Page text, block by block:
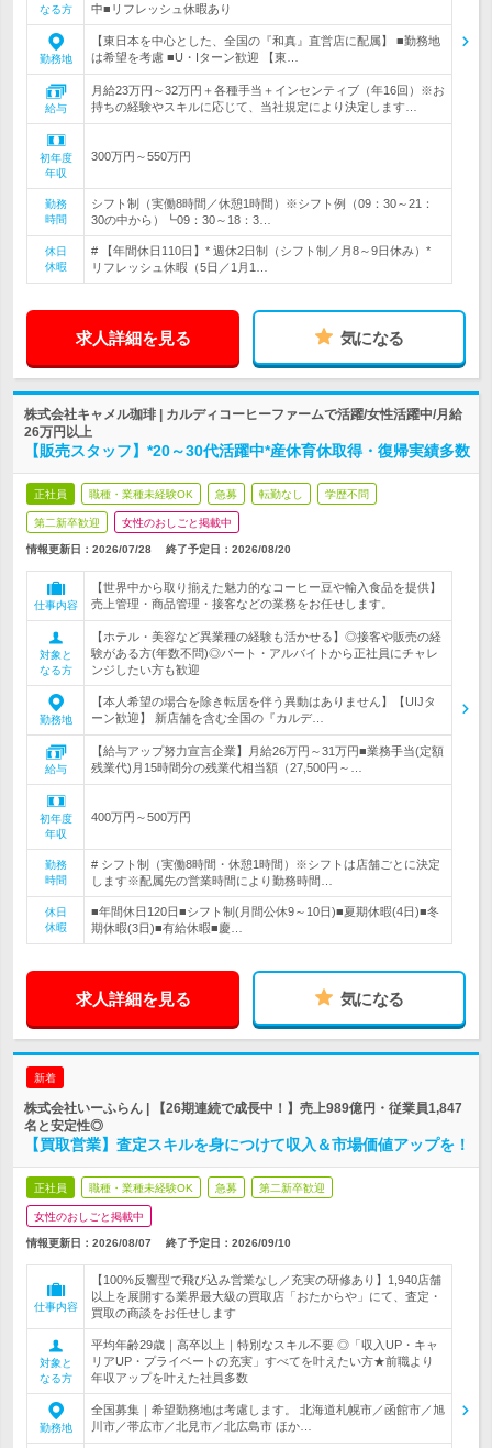
なる方
中■リフレッシュ休暇あり
勤務地
【東日本を中心とした、全国の『和真』直営店に配属】 ■勤務地
は希望を考慮 ■U・Iターン歓迎 【東…
給与
月給23万円～32万円＋各種手当＋インセンティブ（年16回）※お
持ちの経験やスキルに応じて、当社規定により決定します…
初年度
年収
300万円～550万円
勤務
時間
シフト制（実働8時間／休憩1時間）※シフト例（09：30～21：
30の中から）┗09：30～18：3…
休日
休暇
# 【年間休日110日】* 週休2日制（シフト制／月8～9日休み）*
リフレッシュ休暇（5日／1月1…
求人詳細を見る 気になる
株式会社キャメル珈琲 | カルディコーヒーファームで活躍/女性活躍中/月給
26万円以上
【販売スタッフ】*20～30代活躍中*産休育休取得・復帰実績多数
正社員 職種・業種未経験OK 急募 転勤なし 学歴不問
第二新卒歓迎 女性のおしごと掲載中
情報更新日：2026/07/28 終了予定日： 2026/08/20
仕事内容
【世界中から取り揃えた魅力的なコーヒー豆や輸入食品を提供】
売上管理・商品管理・接客などの業務をお任せします。
対象と
なる方
【ホテル・美容など異業種の経験も活かせる】◎接客や販売の経
験がある方(年数不問)◎パート・アルバイトから正社員にチャレ
ンジしたい方も歓迎
勤務地
【本人希望の場合を除き転居を伴う異動はありません】【UIJタ
ーン歓迎】 新店舗を含む全国の『カルデ…
給与
【給与アップ努力宣言企業】月給26万円～31万円■業務手当(定額
残業代)月15時間分の残業代相当額（27,500円～…
初年度
年収
400万円～500万円
勤務
時間
# シフト制（実働8時間・休憩1時間）※シフトは店舗ごとに決定
します※配属先の営業時間により勤務時間…
休日
休暇
■年間休日120日■シフト制(月間公休9～10日)■夏期休暇(4日)■冬
期休暇(3日)■有給休暇■慶…
求人詳細を見る 気になる
新着
株式会社いーふらん | 【26期連続で成長中！】売上989億円・従業員1,847
名と安定性◎
【買取営業】査定スキルを身につけて収入＆市場価値アップを！
正社員 職種・業種未経験OK 急募 第二新卒歓迎
女性のおしごと掲載中
情報更新日：2026/08/07 終了予定日： 2026/09/10
仕事内容
【100%反響型で飛び込み営業なし／充実の研修あり】1,940店舗
以上を展開する業界最大級の買取店「おたからや」にて、査定・
買取の商談をお任せします
対象と
なる方
平均年齢29歳｜高卒以上｜特別なスキル不要 ◎「収入UP・キャ
リアUP・プライベートの充実」すべてを叶えたい方★前職より
年収アップを叶えた社員多数
勤務地
全国募集｜希望勤務地は考慮します。 北海道札幌市／函館市／旭
川市／帯広市／北見市／北広島市 ほか…